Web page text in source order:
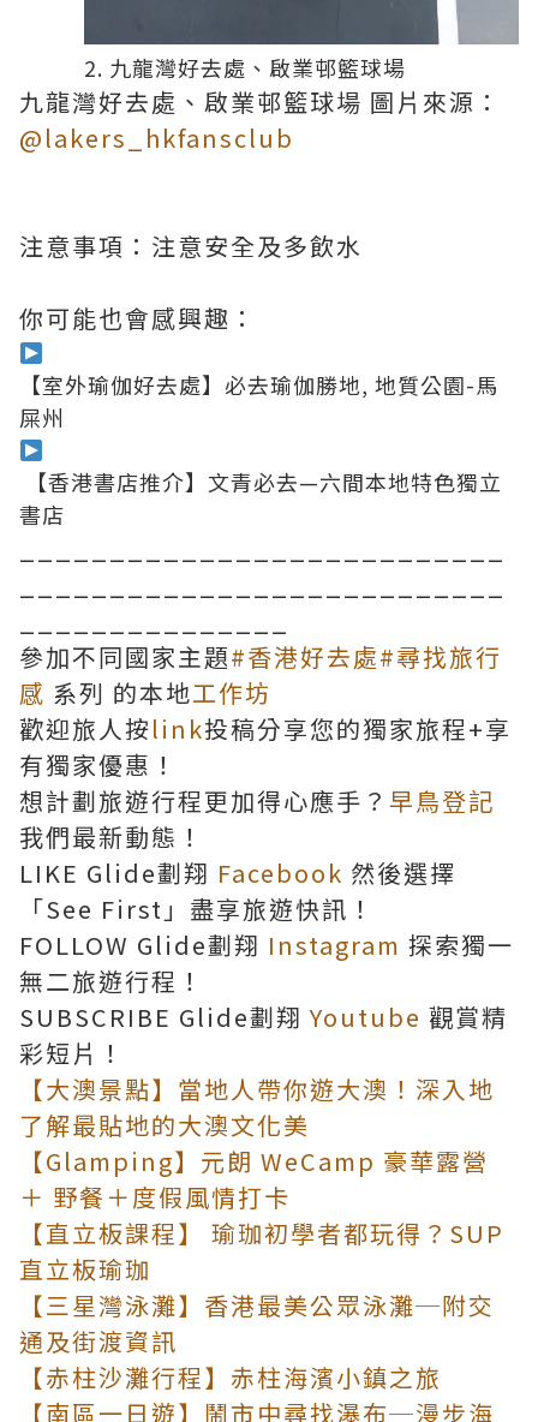
2. 九龍灣好去處、啟業邨籃球場
九龍灣好去處、啟業邨籃球場 圖片來源：
@lakers_hkfansclub
注意事項：注意安全及多飲水
你可能也會感興趣：
【室外瑜伽好去處】必去瑜伽勝地, 地質公園-馬
屎州
【香港書店推介】文青必去—六間本地特色獨立
書店
參加不同國家主題#香港好去處#尋找旅行
感 系列 的本地工作坊
歡迎旅人按link投稿分享您的獨家旅程+享
有獨家優惠！
想計劃旅遊行程更加得心應手？ 早鳥登記
我們最新動態！
LIKE Glide劃翔 Facebook 然後選擇
「See First」盡享旅遊快訊！
FOLLOW Glide劃翔 Instagram 探索獨一
無二旅遊行程！
SUBSCRIBE Glide劃翔Youtube 觀賞精
彩短片！
【大澳景點】當地人帶你遊大澳！深入地
了解最貼地的大澳文化美
【Glamping】元朗 WeCamp 豪華露營
＋ 野餐＋度假風情打卡
【直立板課程】 瑜珈初學者都玩得？SUP
直立板瑜珈
【三星灣泳灘】香港最美公眾泳灘─附交
通及街渡資訊
【赤柱沙灘行程】赤柱海濱小鎮之旅
【南區一日遊】鬧市中尋找瀑布─漫步海